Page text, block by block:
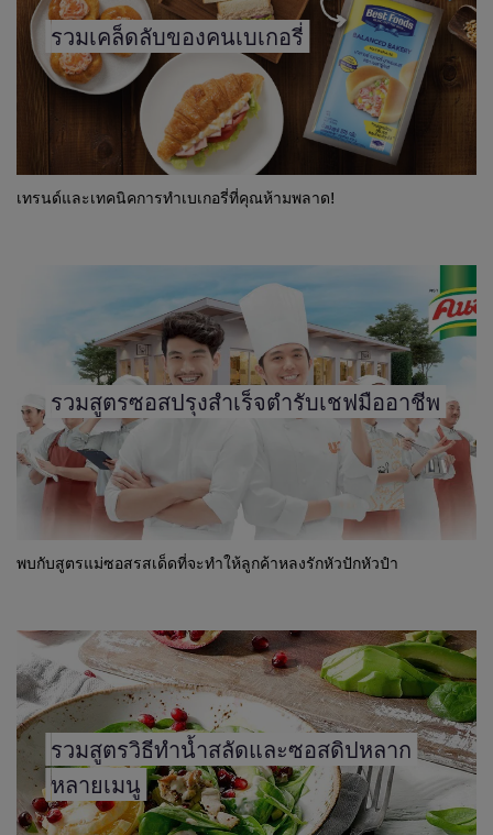
รวมเคล็ดลับของคนเบเกอรี่
เทรนด์และเทคนิคการทำเบเกอรี่ที่คุณห้ามพลาด!
รวมสูตรซอสปรุงสำเร็จตำรับเชฟมืออาชีพ
พบกับสูตรแม่ซอสรสเด็ดที่จะทำให้ลูกค้าหลงรักหัวปักหัวปำ
รวมสูตรวิธีทำน้ำสลัดและซอสดิปหลาก
หลายเมนู